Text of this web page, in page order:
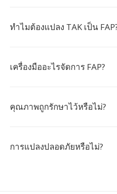
ทำไมต้องแปลง TAK เป็น
เครื่องมืออะไรจัดการ FAP?
คุณภาพถูกรักษาไว้หรือไม่?
การแปลงปลอดภัยหรือไม่?